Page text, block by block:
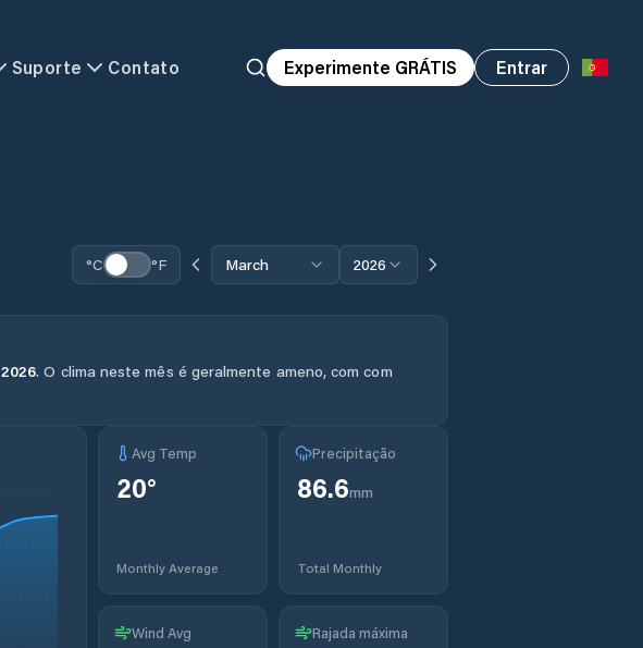
Suporte Contato Experimente GRÁTIS Entrar
°C °F March 2026
2026.O clima neste mês é geralmente ameno, com com
Avg Temp
20°
Monthly Average
Precipitação
86.6mm
Total Monthly
Wind Avg Rajada máxima